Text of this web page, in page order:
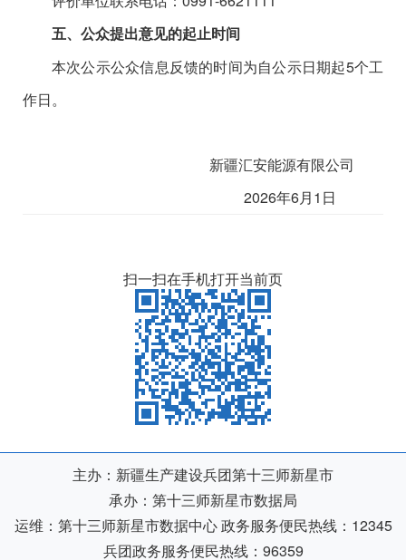
五、公众提出意见的起止时间
本次公示公众信息反馈的时间为自公示日期起5个工
作日。
新疆汇安能源有限公司
2026年6月1 日
扫一扫在手机打开当前页
主办：新疆生产建设兵团第十三师新星市
承办：第十三师新星市数据局
运维：第十三师新星市数据中心政务服务便民热线：12345
兵团政务服务便民热线：96359